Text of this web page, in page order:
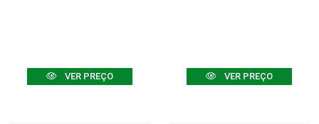
VER PREÇO VER PREÇO